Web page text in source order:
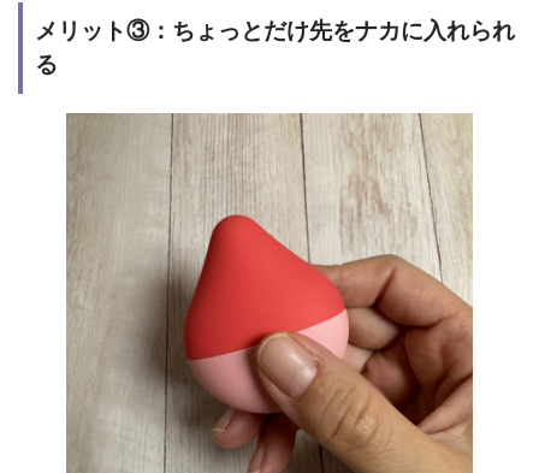
メリット③：ちょっとだけ先をナカに入れられ
る